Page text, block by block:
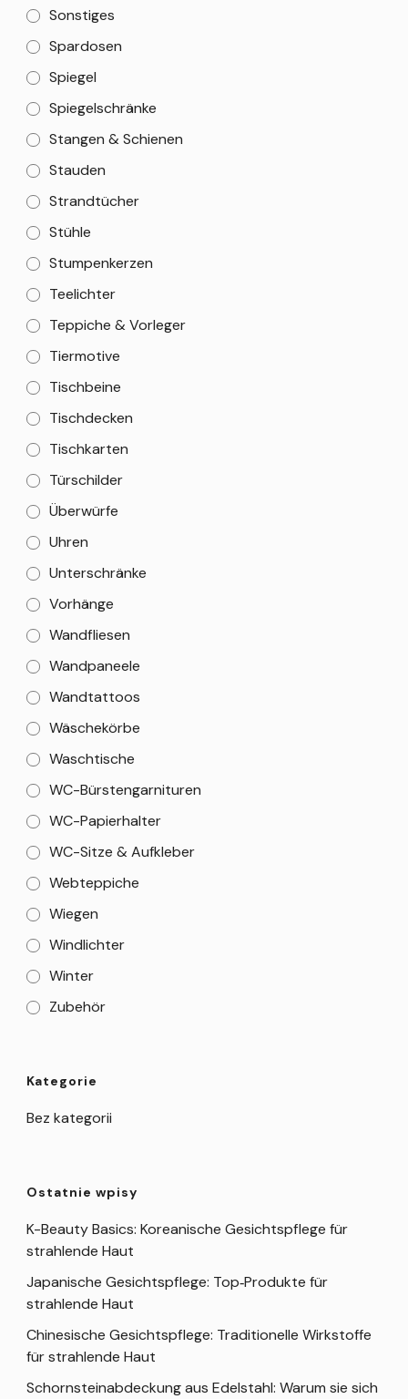
Sonstiges
Spardosen
Spiegel
Spiegelschränke
Stangen & Schienen
Stauden
Strandtücher
Stühle
Stumpenkerzen
Teelichter
Teppiche & Vorleger
Tiermotive
Tischbeine
Tischdecken
Tischkarten
Türschilder
Überwürfe
Uhren
Unterschränke
Vorhänge
Wandfliesen
Wandpaneele
Wandtattoos
Wäschekörbe
Waschtische
WC-Bürstengarnituren
WC-Papierhalter
WC-Sitze & Aufkleber
Webteppiche
Wiegen
Windlichter
Winter
Zubehör
Kategorie
Bez kategorii
Ostatnie wpisy
K-Beauty Basics: Koreanische Gesichtspflege für
strahlende Haut
Japanische Gesichtspflege: Top‑Produkte für
strahlende Haut
Chinesische Gesichtspflege: Traditionelle Wirkstoffe
für strahlende Haut
Schornsteinabdeckung aus Edelstahl: Warum sie sich